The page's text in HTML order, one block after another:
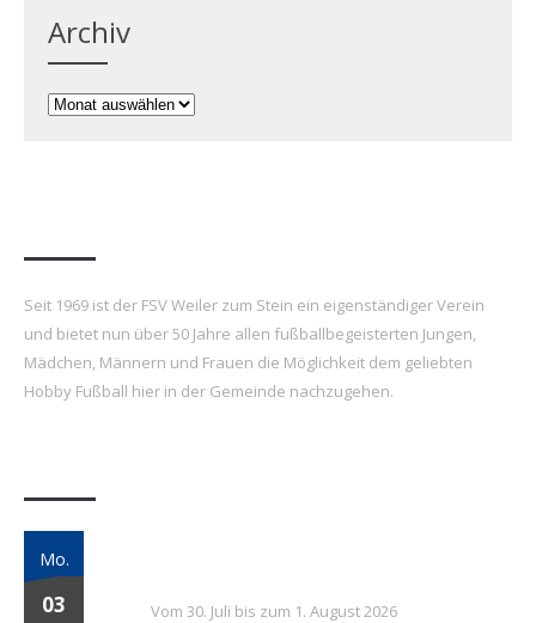
Archiv
Archiv
Seit 1969 ist der FSV Weiler zum Stein ein eigenständiger Verein
und bietet nun über 50 Jahre allen fußballbegeisterten Jungen,
Mädchen, Männern und Frauen die Möglichkeit dem geliebten
Hobby Fußball hier in der Gemeinde nachzugehen.
Mo.
03 Vom 30. Juli bis zum 1. August 2026